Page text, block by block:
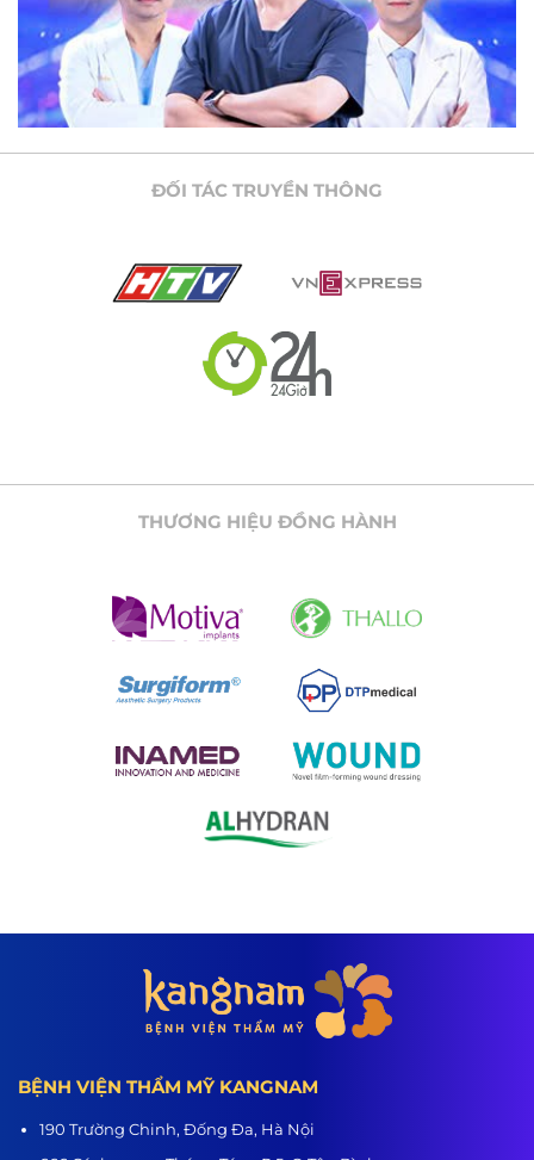
ĐỐI TÁC TRUYỀN THÔNG
THƯƠNG HIỆU ĐỒNG HÀNH
BỆNH VIỆN THẨM MỸ KANGNAM
190 Trường Chinh, Đống Đa, Hà Nội